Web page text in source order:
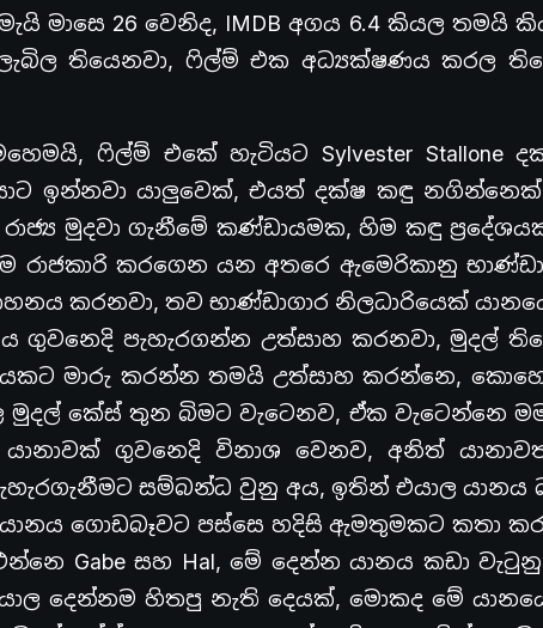
මාසෙ 26 වෙනිද, IMDB අගය 6.4 කියල තමයි
තියෙනවා, ෆිල්ම් එක අධ්‍යක්ෂණය කරල
ෆිල්ම් එකේ හැටියට Sylvester Stallone
ඉන්නවා යාලුවෙක්, එයත් දක්ෂ කඳු
මුදවා ගැනීමේ කණ්ඩායමක, හිම කඳු
රාජකාරි කරගෙන යන අතරෙ ඇමෙරිකානු
කරනවා, තව භාණ්ඩාගාර නිලධාරියෙක්
පැහැරගන්න උත්සාහ කරනවා, මුදල්
මාරු කරන්න තමයි උත්සාහ කරන්නෙ,
කේස් තුන බිමට වැටෙනව, ඒක වැටෙන්නෙ
ගුවනෙදි විනාශ වෙනව, අනිත්
සම්බන්ධ වුනු අය, ඉතින් එයාල යානය
ගොඩබෑවට පස්සෙ හදිසි ඇමතුමකට කතා
Gabe සහ Hal, මේ දෙන්න යානය කඩා
දෙන්නම හිතපු නැති දෙයක්, මොකද මේ